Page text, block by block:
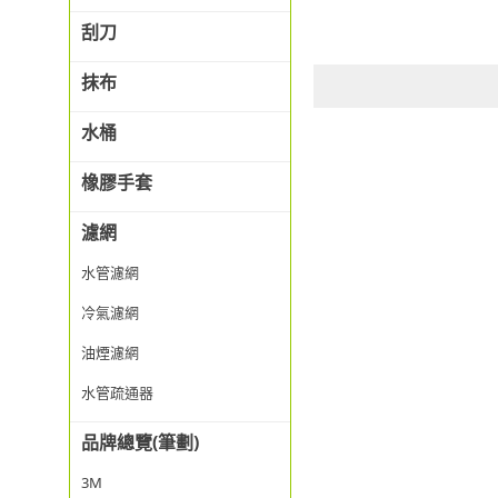
刮刀
抹布
水桶
橡膠手套
濾網
水管濾網
冷氣濾網
油煙濾網
水管疏通器
品牌總覽(筆劃)
3M